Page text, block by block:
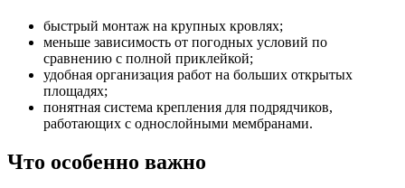
быстрый монтаж на крупных кровлях;
меньше зависимость от погодных условий по
сравнению с полной приклейкой;
удобная организация работ на больших открытых
площадях;
понятная система крепления для подрядчиков,
работающих с однослойными мембранами.
Что особенно важно